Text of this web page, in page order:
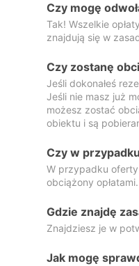
Czy mogę
Tak! Wszelkie
znajdują się w
Czy zostanę
Jeśli dokonałeś
Jeśli nie masz już
możesz zostać
obiektu i są
Czy w
W przypadku
obciążony
Gdzie znajdę
Znajdziesz je w
Jak mogę